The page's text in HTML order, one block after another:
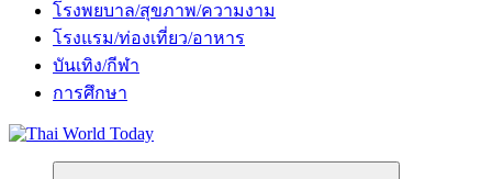
โรงพยบาล/สุขภาพ/ความงาม
โรงแรม/ท่องเที่ยว/อาหาร
บันเทิง/กีฬา
การศึกษา